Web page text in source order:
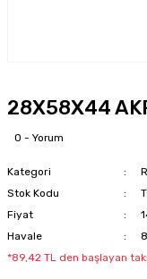
28X58X44
0 - Yorum
Kategori
Stok Kodu
Fiyat
Havale
*89,42 TL den başlayan